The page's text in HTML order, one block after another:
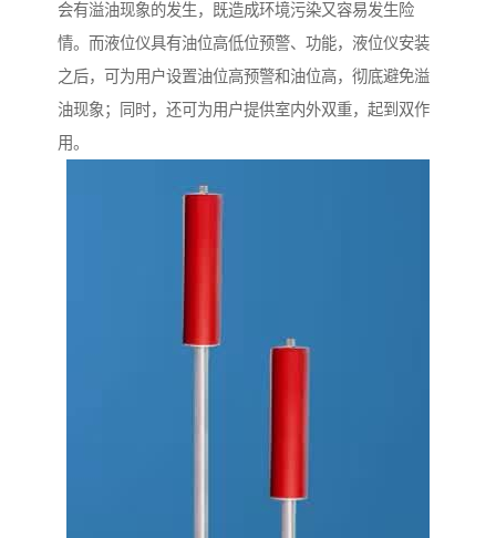
会有溢油现象的发生，既造成环境污染又容易发生险
情。而液位仪具有油位高低位预警、功能，液位仪安装
之后，可为用户设置油位高预警和油位高，彻底避免溢
油现象；同时，还可为用户提供室内外双重，起到双作
用。